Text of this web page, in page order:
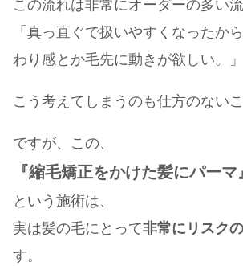
この流れは非常にオーダーの多い流
「真っ直ぐで扱いやすくなったか
わり感とか毛先に動きが欲しい。」
こう考えてしまうのも仕方のないこ
ですが、この、
『縮毛矯正をかけた髪にパーマ
という施術は、
実は髪の毛にとって非常にリスク
す。